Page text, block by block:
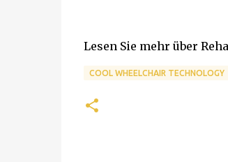
Lesen Sie mehr über
COOL WHEELCHAIR TECHNOLOGY